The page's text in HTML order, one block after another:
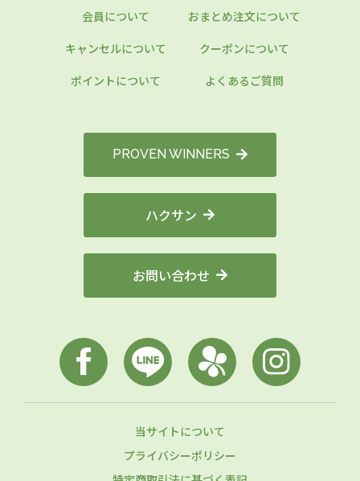
会員について
おまとめ注文について
キャンセルについて
クーポンについて
ポイントについて
よくあるご質問
PROVEN WINNERS
ハクサン
お問い合わせ
当サイトについて
プライバシーポリシー